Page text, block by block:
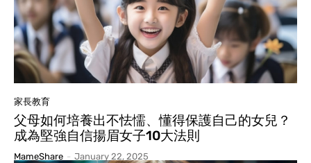
家長教育
父母如何培養出不怯懦、懂得保護自己的女兒？
成為堅強自信揚眉女子10大法則
MameShare - January 22, 2025